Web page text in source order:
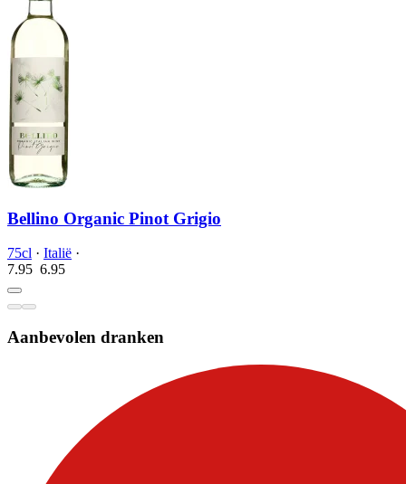
Bellino Organic Pinot Grigio
75cl · Italië ·
7.95 6.95
Aanbevolen dranken